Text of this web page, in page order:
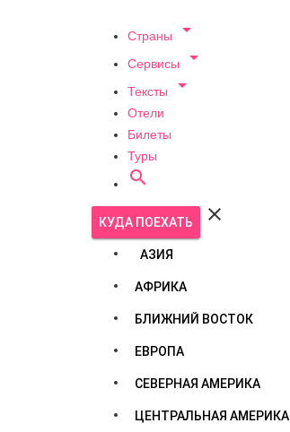
Страны 
Сервисы 
Тексты 
Отели
Билеты
Туры

КУДА ПОЕХАТЬ 
АЗИЯ
АФРИКА
БЛИЖНИЙ ВОСТОК
ЕВРОПА
СЕВЕРНАЯ АМЕРИКА
ЦЕНТРАЛЬНАЯ АМЕРИКА